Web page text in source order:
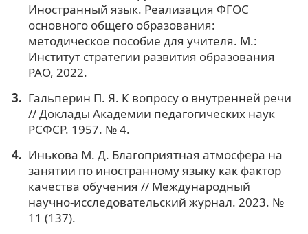
Иностранный язык. Реализация ФГОС
основного общего образования:
методическое пособие для учителя. М.:
Институт стратегии развития образования
РАО, 2022.
Гальперин П. Я. К вопросу о внутренней речи
// Доклады Академии педагогических наук
РСФСР. 1957. № 4.
Инькова М. Д. Благоприятная атмосфера на
занятии по иностранному языку как фактор
качества обучения // Международный
научно-исследовательский журнал. 2023. №
11 (137).